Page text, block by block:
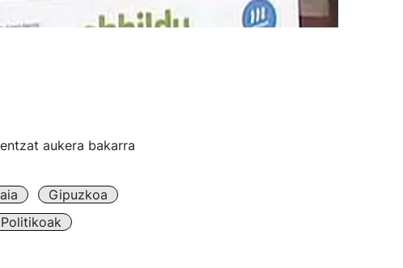
aukera bakarra
Gipuzkoa